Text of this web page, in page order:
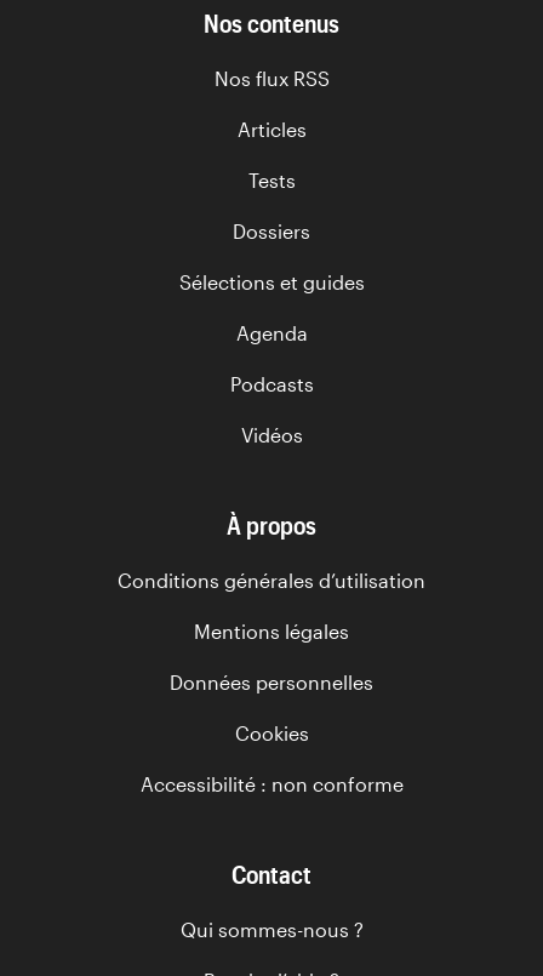
Nos contenus
Nos flux RSS
Articles
Tests
Dossiers
Sélections et guides
Agenda
Podcasts
Vidéos
À propos
Conditions générales d’utilisation
Mentions légales
Données personnelles
Cookies
Accessibilité : non conforme
Contact
Qui sommes-nous ?